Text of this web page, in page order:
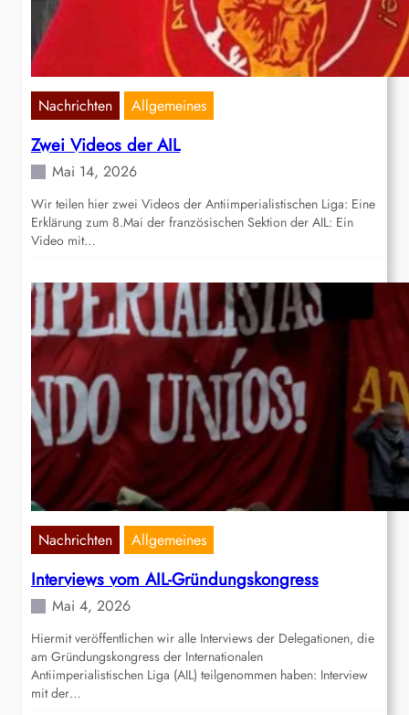
Nachrichten Allgemeines
Zwei Videos der AIL
Mai 14, 2026
Wir teilen hier zwei Videos der Antiimperialistischen Liga: Eine
Erklärung zum 8.Mai der französischen Sektion der AIL: Ein
Video mit…
Nachrichten Allgemeines
Interviews vom AIL-Gründungskongress
Mai 4, 2026
Hiermit veröffentlichen wir alle Interviews der Delegationen, die
am Gründungskongress der Internationalen
Antiimperialistischen Liga (AIL) teilgenommen haben: Interview
mit der…